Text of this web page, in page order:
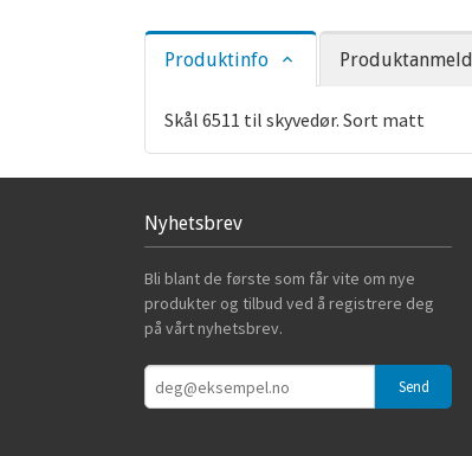
Produktinfo
Skål 6511 til skyvedør. Sort matt
Nyhetsbrev
Bli blant de første som får vite om nye
produkter og tilbud ved å registrere deg
på vårt nyhetsbrev.